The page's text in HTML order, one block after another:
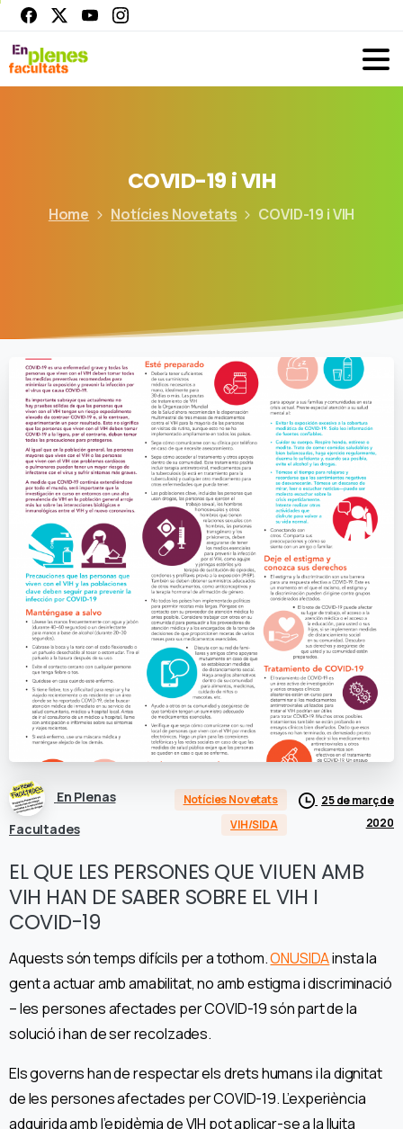
COVID-19 iVIH
Home Notícies Novetats COVID-19 i VIH
En Plenas
Facultades
Notícies Novetats
VIH/SIDA
25 de març de
2020
EL QUE LES PERSONES QUE VIUEN AMB
VIH HAN DE SABER SOBRE EL VIH I
COVID-19
Aquests són temps difícils per a tothom.ONUSIDAinsta la
gent a actuar amb amabilitat, no amb estigma i discriminació
– les persones afectades per COVID-19 són part de la
solució i han de ser recolzades.
Els governs han de respectar els drets humans i la dignitat
de les persones afectades per COVID-19. L’experiència
adquirida amb l’epidèmia de VIH pot aplicar-se a la lluita